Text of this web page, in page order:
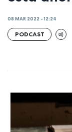
08 MAR 2022 - 12:24
PODCAST